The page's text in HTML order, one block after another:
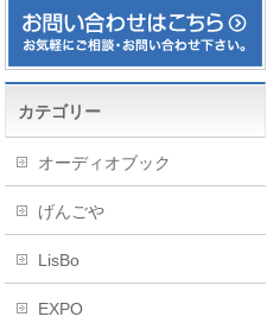
カテゴリー
オーディオブック
げんごや
LisBo
EXPO